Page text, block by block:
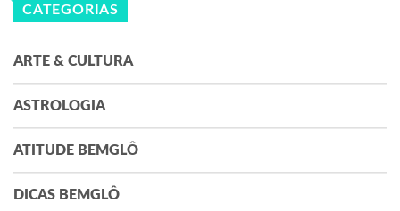
CATEGORIAS
ARTE & CULTURA
ASTROLOGIA
ATITUDE BEMGLÔ
DICAS BEMGLÔ